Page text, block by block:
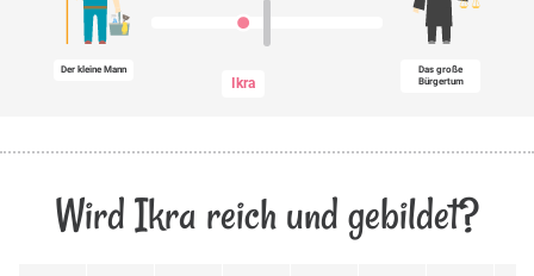
Der kleine Mann
Ikra
Das große
Bürgertum
Wird Ikra reich und gebildet?